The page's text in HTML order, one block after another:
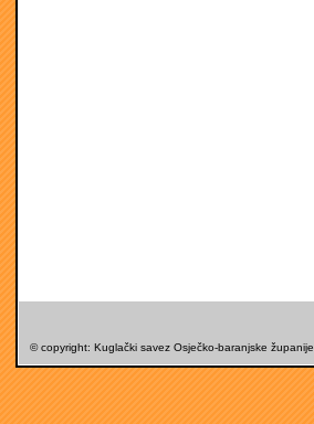
© copyright: Kuglački savez Osječko-baranjske županije